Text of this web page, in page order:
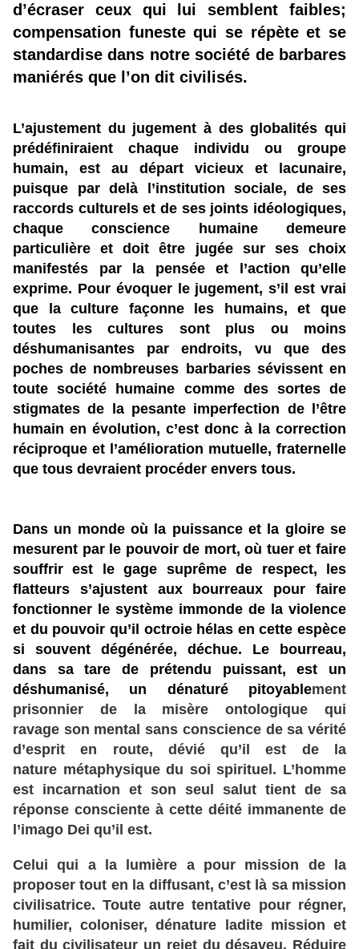
d’écraser ceux qui lui semblent faibles;
compensation funeste qui se répète et se
standardise dans notre société de barbares
maniérés que l’on dit civilisés.
L’ajustement du jugement à des globalités qui
prédéfiniraient chaque individu ou groupe
humain, est au départ vicieux et lacunaire,
puisque par delà l’institution sociale, de ses
raccords culturels et de ses joints idéologiques,
chaque conscience humaine demeure
particulière et doit être jugée sur ses choix
manifestés par la pensée et l’action qu’elle
exprime. Pour évoquer le jugement, s’il est vrai
que la culture façonne les humains, et que
toutes les cultures sont plus ou moins
déshumanisantes par endroits, vu que des
poches de nombreuses barbaries sévissent en
toute société humaine comme des sortes de
stigmates de la pesante imperfection de l’être
humain en évolution, c’est donc à la correction
réciproque et l’amélioration mutuelle, fraternelle
que tous devraient procéder envers tous.
Dans un monde où la puissance et la gloire se
mesurent par le pouvoir de mort, où tuer et faire
souffrir est le gage suprême de respect, les
flatteurs s’ajustent aux bourreaux pour faire
fonctionner le système immonde de la violence
et du pouvoir qu’il octroie hélas en cette espèce
si souvent dégénérée, déchue. Le bourreau,
dans sa tare de prétendu puissant, est un
déshumanisé, un dénaturé pitoyablement
prisonnier de la misère ontologique qui
ravage son mental sans conscience de sa vérité
d’esprit en route, dévié qu’il est de la
nature métaphysique du soi spirituel. L’homme
est incarnation et son seul salut tient de sa
réponse consciente à cette déité immanente de
l’imago Dei qu’il est.
Celui qui a la lumière a pour mission de la
proposer tout en la diffusant, c’est là sa mission
civilisatrice. Toute autre tentative pour régner,
humilier, coloniser, dénature ladite mission et
fait du civilisateur un rejet du désaveu. Réduire